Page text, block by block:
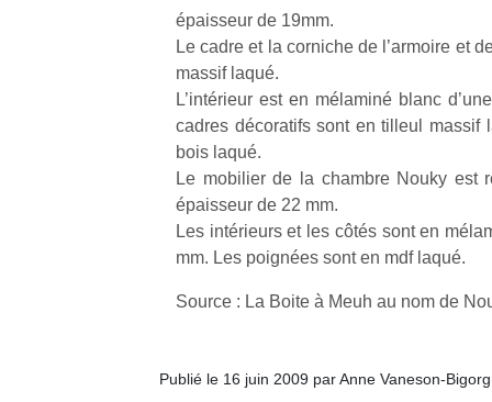
épaisseur de 19mm.
Le cadre et la corniche de l’armoire et
massif laqué.
L’intérieur est en mélaminé blanc
cadres décoratifs sont en tilleul massif
bois laqué.
Le mobilier de la chambre Nouky est
épaisseur de 22 mm.
Les intérieurs et les côtés sont en
mm. Les poignées sont en mdf laqué.
Source : La Boite à Meuh au nom de
Publié le 16 juin 2009 par Anne Vaneson-
physique
ou
apprentissage…